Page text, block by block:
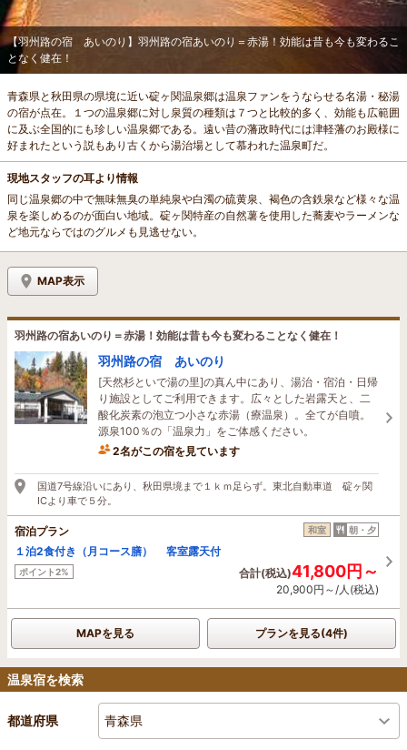
【羽州路の宿 あいのり】羽州路の宿あいのり＝赤湯！効能は昔も今も変わるこ
となく健在！
青森県と秋田県の県境に近い碇ヶ関温泉郷は温泉ファンをうならせる名湯・秘湯
の宿が点在。１つの温泉郷に対し泉質の種類は７つと比較的多く、効能も広範囲
に及ぶ全国的にも珍しい温泉郷である。遠い昔の藩政時代には津軽藩のお殿様に
好まれたという説もあり古くから湯治場として慕われた温泉町だ。
現地スタッフの耳より情報
同じ温泉郷の中で無味無臭の単純泉や白濁の硫黄泉、褐色の含鉄泉など様々な温
泉を楽しめるのが面白い地域。碇ヶ関特産の自然薯を使用した蕎麦やラーメンな
ど地元ならではのグルメも見逃せない。
MAP表示
羽州路の宿あいのり＝赤湯！効能は昔も今も変わることなく健在！
羽州路の宿 あいのり
[天然杉といで湯の里]の真ん中にあり、湯治・宿泊・日帰
り施設としてご利用できます。広々とした岩露天と、二
酸化炭素の泡立つ小さな赤湯（療温泉）。全てが自噴。
源泉100％の「温泉力」をご体感ください。
2名がこの宿を見ています
国道7号線沿いにあり、秋田県境まで１ｋｍ足らず。東北自動車道 碇ヶ関
ICより車で５分。
宿泊プラン 和室 朝・夕
１泊2食付き（月コース膳） 客室露天付
ポイント2% 合計(税込)41,800円～
20,900円～/人(税込)
MAPを見る プランを見る(4件)
温泉宿を検索
都道府県 青森県